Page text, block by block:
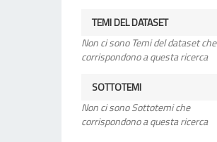
TEMI DEL DATASET
Non ci sono Temi del dataset che
corrispondono a questa ricerca
SOTTOTEMI
Non ci sono Sottotemi che
corrispondono a questa ricerca